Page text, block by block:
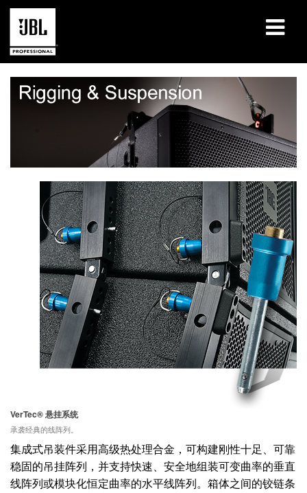
产品
哪里购买和连接
语言/地区
VerTec® 悬挂系统
承袭经典的线阵列。
集成式吊装件采用高级热处理合金，可构建刚性十足、可靠
稳固的吊挂阵列，并支持快速、安全地组装可变曲率的垂直
线阵列或模块化恒定曲率的水平线阵列。箱体之间的铰链条